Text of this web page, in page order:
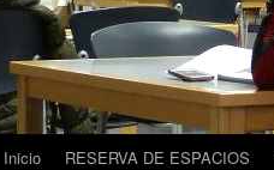
Inicio RESERVA DE ESPACIOS